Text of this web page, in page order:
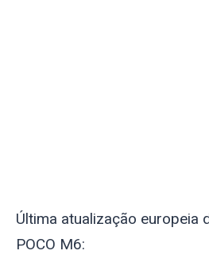
Última atualização europeia
POCO M6: